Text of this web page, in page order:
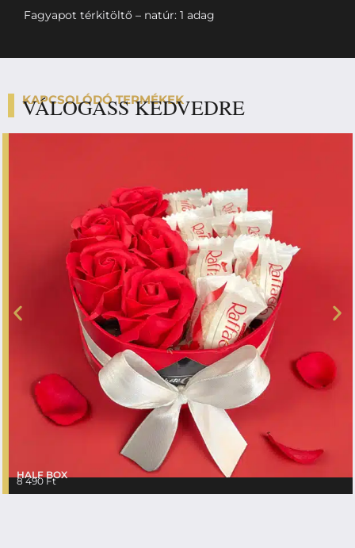
Fagyapot térkitöltő – natúr: 1 adag
KAPCSOLÓDÓ TERMÉKEK
VÁLOGASS KEDVEDRE
HALF BOX
8 490Ft